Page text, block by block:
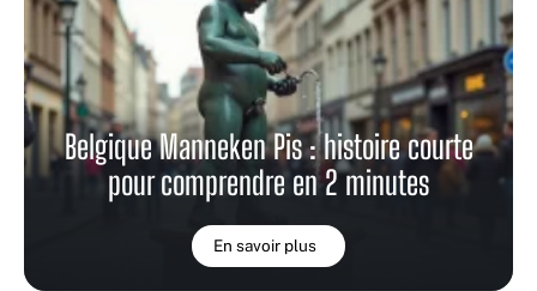
Belgique Manneken Pis : histoire courte
pour comprendre en 2 minutes
En savoir plus